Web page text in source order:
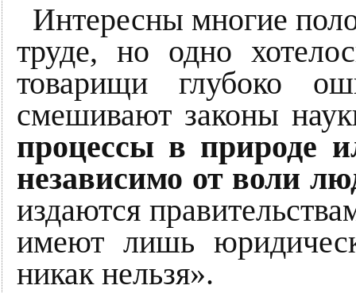
Интересны многие
труде, но одно
товарищи глубоко
смешивают законы
процессы в природе
независимо от воли
издаются
имеют лишь
никак нельзя».